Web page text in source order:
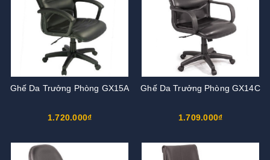
Ghế Da Trưởng Phòng GX15A
1.720.000₫
Ghế Da Trưởng Phòng GX14C
1.709.000₫